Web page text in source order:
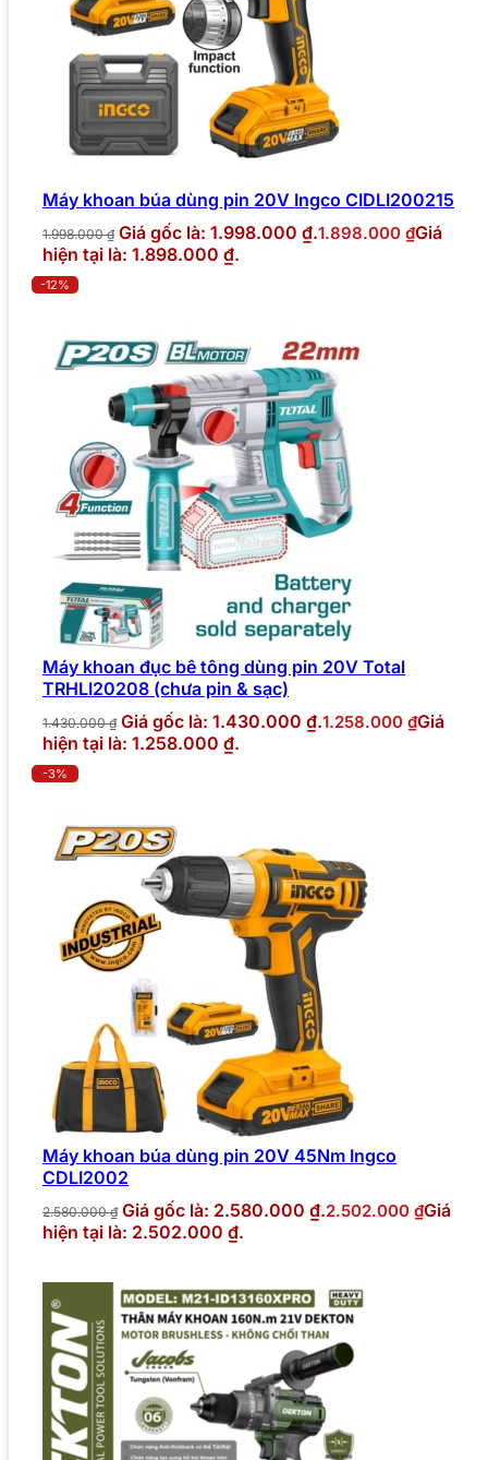
Máy khoan búa dùng pin 20V Ingco CIDLI200215
1.998.000₫ Giá gốc là: 1.998.000 ₫.1.898.000 ₫Giá
hiện tại là: 1.898.000 ₫.
-12%
Máy khoan đục bê tông dùng pin 20V Total
TRHLI20208 (chưa pin & sạc)
1.430.000₫ Giá gốc là: 1.430.000 ₫.1.258.000 ₫Giá
hiện tại là: 1.258.000 ₫.
-3%
Máy khoan búa dùng pin 20V 45Nm Ingco
CDLI2002
2.580.000₫ Giá gốc là: 2.580.000 ₫.2.502.000 ₫Giá
hiện tại là: 2.502.000 ₫.